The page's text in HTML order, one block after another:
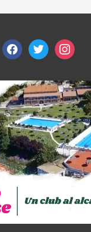
facebooktwitterinstagram